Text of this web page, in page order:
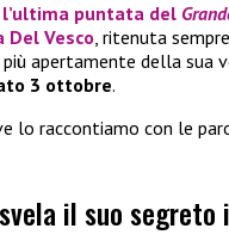
puntata del
Del Vesco, ritenuta
apertamente della sua
3 ottobre.
lo raccontiamo con le
il suo